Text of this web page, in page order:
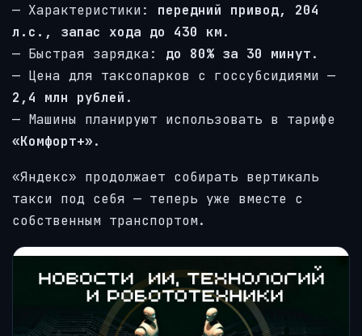
— Характеристики: передний привод, 204
л.с., запас хода до 430 км.
— Быстрая зарядка: до 80% за 30 минут.
— Цена для таксопарков с госсубсидиями —
2,4 млн рублей .
— Машины планируют использовать в тарифе
«Комфорт+».
«Яндекс» продолжает собирать вертикаль
такси под себя — теперь уже вместе с
собственным транспортом.